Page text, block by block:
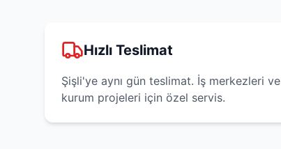
Hızlı Teslimat
Şişli'ye aynı gün teslimat. İş merkezleri ve
kurum projeleri için özel servis.